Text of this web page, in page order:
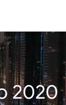
2020